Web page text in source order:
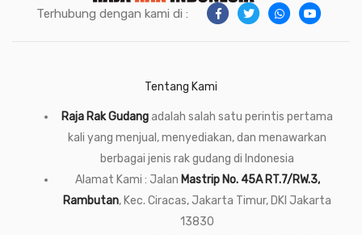
Terhubung dengan kami di :
Tentang Kami
Raja Rak Gudangadalah salah satu perintis pertama
kali yang menjual, menyediakan, dan menawarkan
berbagai jenis rak gudang di Indonesia
Alamat Kami : Jalan Mastrip No. 45A RT.7/RW.3,
Rambutan, Kec. Ciracas, Jakarta Timur, DKI Jakarta
13830